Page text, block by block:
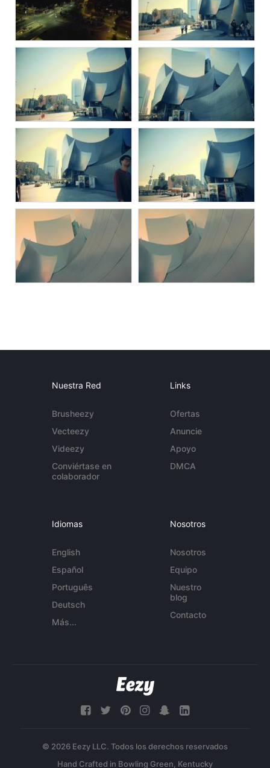
Nuestra Red
Brusheezy
Vecteezy
Videezy
Conviértase en
colaborador
Links
Ofertas
Anuncie
Apoyo
DMCA
Idiomas
English
Español
Português
Deutsch
Más...
Nosotros
Nosotros
Equipo
Nuestro
blog
Contacto
© 2026 Eezy LLC. Todos los derechos reservados